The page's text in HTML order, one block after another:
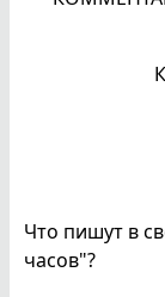
Что пишут в
часов"?